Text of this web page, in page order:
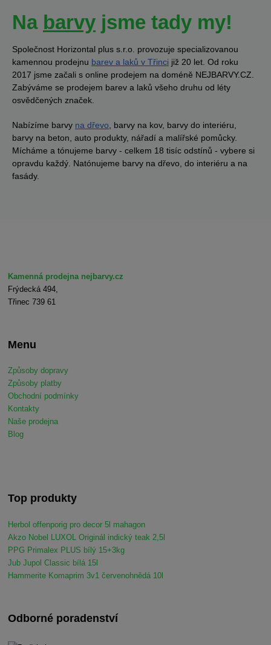
Na barvy jsme tady my!
Společnost Horizontal plus s.r.o. provozuje specializovanou
kamennou prodejnu barev a laků v Třinci již 20 let. Od roku
2017 jsme začali s online prodejem na doméně NEJBARVY.CZ.
Zabýváme se prodejem barev a laků všeho druhu od léty
osvědčených značek.
Nabízíme barvy na dřevo, barvy na kov, barvy do interiéru,
barvy na beton, auto produkty, nářadí a malířské pomůcky.
Mícháme a tónujeme barvy - celkem 18 tisíc odstínů - vybere si
opravdu každý. Natónujeme barvy na dřevo, do interiéru a na
fasády.
Kamenná prodejna nejbarvy.cz
Frýdecká 494,
Třinec 739 61
Menu
Způsoby dopravy
Způsoby platby
Obchodní podmínky
Kontakty
Naše prodejna
Blog
Top produkty
Herbol offenporig pro decor 5l mahagon
Akzo Nobel LUXOL Originál indický teak 2,5l
PPG Primalex PLUS bílý 15+3kg
Jub Jupol Classic bílá 15l
Hammerite Komaprim 3v1 červenohnědá 10l
Odborné poradenství